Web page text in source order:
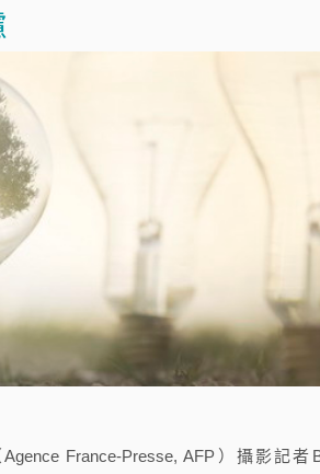
France-Presse, AFP）攝影記者